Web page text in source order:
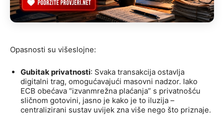
Opasnosti su višeslojne:
Gubitak privatnosti: Svaka transakcija ostavlja
digitalni trag, omogućavajući masovni nadzor. Iako
ECB obećava “izvanmrežna plaćanja” s privatnošću
sličnom gotovini, jasno je kako je to iluzija –
centralizirani sustav uvijek zna više nego što priznaje.